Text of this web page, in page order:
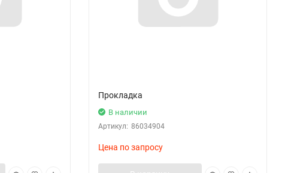
Прокладка
В наличии
Артикул: 86034904
Цена по запросу